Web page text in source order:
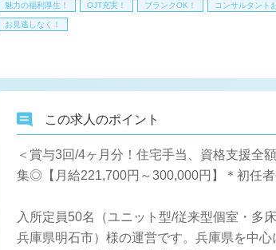
魅力の福利厚生！ OJT充実！ ブランクOK！ コンサルタント
お見逃しなく！
この求人のポイント
＜賞与3回/4ヶ月分！住宅手当、資格支援全
集◎【月給221,700円～300,000円】＊初任
入所定員50名（ユニット型/従来型個室・多
兵庫県明石市）様の運営です。兵庫県を中